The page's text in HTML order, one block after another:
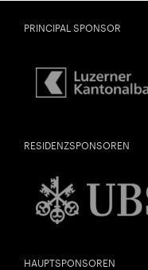
SPIELPLATZ
LUZERN 1
U28
PRINCIPAL SPONSOR
RESIDENZSPONSOREN
HAUPTSPONSOREN